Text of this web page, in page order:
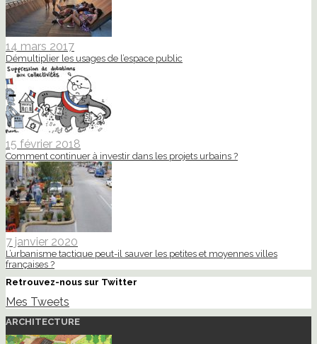
14 mars 2017
Démultiplier les usages de l’espace public
15 février 2018
Comment continuer à investir dans les projets urbains ?
7 janvier 2020
L’urbanisme tactique peut-il sauver les petites et moyennes villes
françaises ?
Retrouvez-nous sur Twitter
Mes Tweets
ARCHITECTURE